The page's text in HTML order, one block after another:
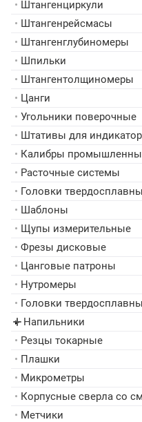
• Штангенциркули
• Штангенрейсмасы
• Штангенглубиномеры
• Шпильки
• Штангентолщиномеры
• Цанги
• Угольники поверочные
• Штативы для
• Калибры
• Расточные системы
• Головки
• Шаблоны
• Щупы измерительные
• Фрезы дисковые
• Цанговые патроны
• Нутромеры
• Головки
▸ Напильники
• Резцы токарные
• Плашки
• Микрометры
• Корпусные сверла со
• Метчики